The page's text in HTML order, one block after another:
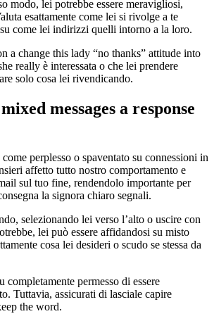
modo, lei potrebbe essere meravigliosi,
esattamente come lei si rivolge a te
come lei indirizzi quelli intorno a la loro.
a change this lady “no thanks” attitude into
really è interessata o che lei prendere
solo cosa lei rivendicando.
messages a response
perplesso o spaventato su connessioni in
affetto tutto nostro comportamento e
sul tuo fine, rendendolo importante per
la signora chiaro segnali.
selezionando lei verso l’alto o uscire con
lei può essere affidandosi su misto
cosa lei desideri o scudo se stessa da
completamente permesso di essere
Tuttavia, assicurati di lasciale capire
the word.